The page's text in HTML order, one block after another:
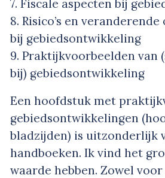
7. Fiscale aspecten bij
8. Risico’s en
bij gebiedsontwikkeling
9. Praktijkvoorbeelden van
bij) gebiedsontwikkeling
Een hoofdstuk met
gebiedsontwikkelingen
bladzijden) is uitzonderlijk
handboeken. Ik vind het
waarde hebben. Zowel